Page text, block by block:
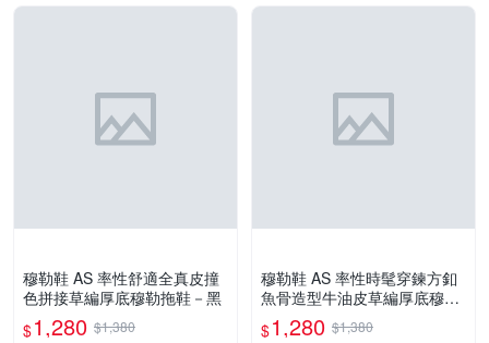
穆勒鞋 AS 率性舒適全真皮撞
色拼接草編厚底穆勒拖鞋－黑
$1,280 $1,380
穆勒鞋 AS 率性時髦穿鍊方釦
魚骨造型牛油皮草編厚底穆勒
拖鞋－黑
$1,280 $1,380